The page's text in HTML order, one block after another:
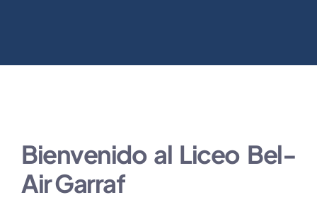
Bienvenido al Liceo Bel-
Air Garraf